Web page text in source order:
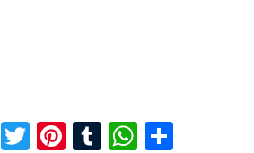
Facebook
Twitter
Pinterest
TumblrWhatsApp